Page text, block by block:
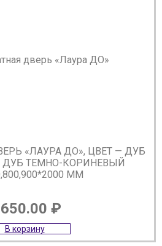
«ЛАУРА ДО», ЦВЕТ — ДУБ
ТЕМНО-КОРИНЕВЫЙ
ММ
₽
В корзину